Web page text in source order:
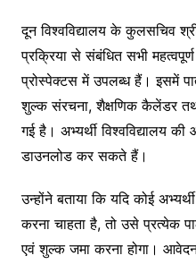
दून विश्वविद्यालय के कुलसचिव
प्रक्रिया से संबंधित सभी महत्वपूर्ण
प्रोस्पेक्टस में उपलब्ध हैं। इसमें
शुल्क संरचना, शैक्षणिक कैलेंडर
गई है। अभ्यर्थी विश्वविद्यालय
डाउनलोड कर सकते हैं।
उन्होंने बताया कि यदि कोई
करना चाहता है, तो उसे प्रत्येक
एवं शुल्क जमा करना होगा।